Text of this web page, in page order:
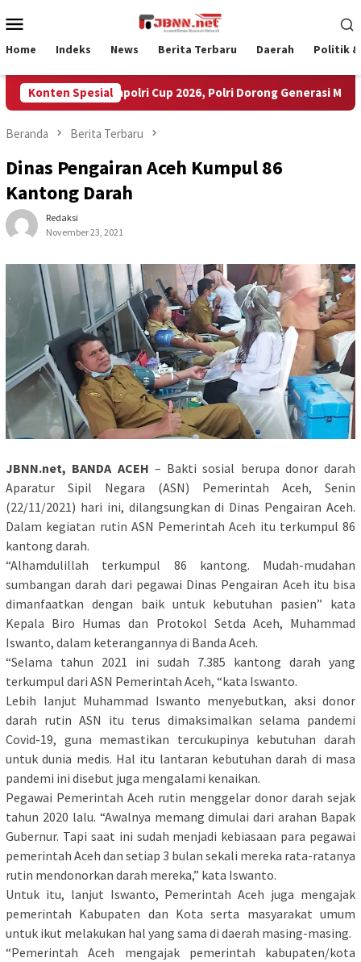
ke
Mobile
Home Indeks News Berita Terbaru Daerah Politik &
Konten Spesial
Peserta Ikuti Kapolri Cup 2026, Polri Dorong Generasi Muda
Beranda Berita Terbaru
Dinas Pengairan Aceh Kumpul 86
Kantong Darah
Redaksi
November 23, 2021
JBNN.net, BANDA ACEH – Bakti sosial berupa donor darah
Aparatur Sipil Negara (ASN) Pemerintah Aceh, Senin
(22/11/2021) hari ini, dilangsungkan di Dinas Pengairan Aceh.
Dalam kegiatan rutin ASN Pemerintah Aceh itu terkumpul 86
kantong darah.
“Alhamdulillah terkumpul 86 kantong. Mudah-mudahan
sumbangan darah dari pegawai Dinas Pengairan Aceh itu bisa
dimanfaatkan dengan baik untuk kebutuhan pasien” kata
Kepala Biro Humas dan Protokol Setda Aceh, Muhammad
Iswanto, dalam keterangannya di Banda Aceh.
“Selama tahun 2021 ini sudah 7.385 kantong darah yang
terkumpul dari ASN Pemerintah Aceh, “kata Iswanto.
Lebih lanjut Muhammad Iswanto menyebutkan, aksi donor
darah rutin ASN itu terus dimaksimalkan selama pandemi
Covid-19, guna memastikan tercukupinya kebutuhan darah
untuk dunia medis. Hal itu lantaran kebutuhan darah di masa
pandemi ini disebut juga mengalami kenaikan.
Pegawai Pemerintah Aceh rutin menggelar donor darah sejak
tahun 2020 lalu. “Awalnya memang dimulai dari arahan Bapak
Gubernur. Tapi saat ini sudah menjadi kebiasaan para pegawai
pemerintah Aceh dan setiap 3 bulan sekali mereka rata-ratanya
rutin mendonorkan darah mereka,” kata Iswanto.
Untuk itu, lanjut Iswanto, Pemerintah Aceh juga mengajak
pemerintah Kabupaten dan Kota serta masyarakat umum
untuk ikut melakukan hal yang sama di daerah masing-masing.
“Pemerintah Aceh mengajak pemerintah kabupaten/kota